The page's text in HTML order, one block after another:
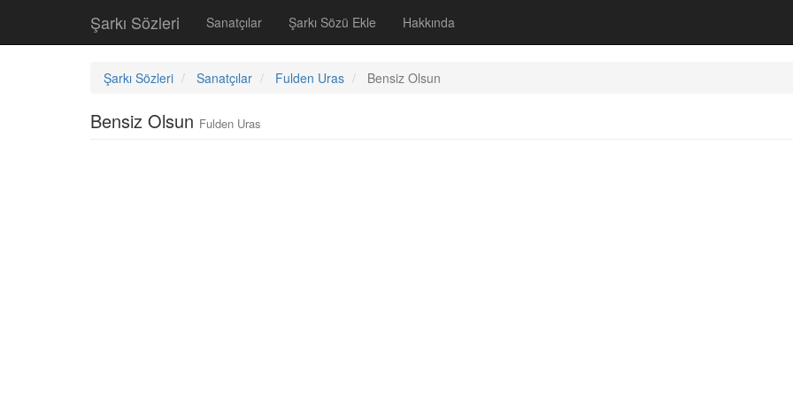
Şarkı Sözleri Sanatçılar Şarkı Sözü Ekle Hakkında
Şarkı Sözleri Sanatçılar Fulden Uras Bensiz Olsun
Bensiz Olsun Fulden Uras